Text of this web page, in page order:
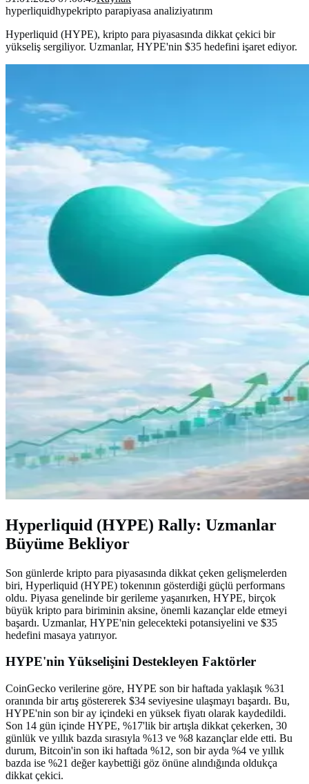
hyperliquidhypekripto parapiyasa analiziyatırım
Hyperliquid (HYPE), kripto para piyasasında dikkat çekici bir
yükseliş sergiliyor. Uzmanlar, HYPE'nin $35 hedefini işaret ediyor.
Hyperliquid (HYPE) Rally: Uzmanlar
Büyüme Bekliyor
Son günlerde kripto para piyasasında dikkat çeken gelişmelerden
biri, Hyperliquid (HYPE) tokenının gösterdiği güçlü performans
oldu. Piyasa genelinde bir gerileme yaşanırken, HYPE, birçok
büyük kripto para biriminin aksine, önemli kazançlar elde etmeyi
başardı. Uzmanlar, HYPE'nin gelecekteki potansiyelini ve $35
hedefini masaya yatırıyor.
HYPE'nin Yükselişini Destekleyen Faktörler
CoinGecko verilerine göre, HYPE son bir haftada yaklaşık %31
oranında bir artış göstererek $34 seviyesine ulaşmayı başardı. Bu,
HYPE'nin son bir ay içindeki en yüksek fiyatı olarak kaydedildi.
Son 14 gün içinde HYPE, %17'lik bir artışla dikkat çekerken, 30
günlük ve yıllık bazda sırasıyla %13 ve %8 kazançlar elde etti. Bu
durum, Bitcoin'in son iki haftada %12, son bir ayda %4 ve yıllık
bazda ise %21 değer kaybettiği göz önüne alındığında oldukça
dikkat çekici.